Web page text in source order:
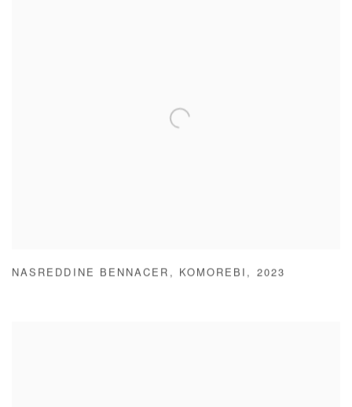
NASREDDINE BENNACER , KOMOREBI , 2023